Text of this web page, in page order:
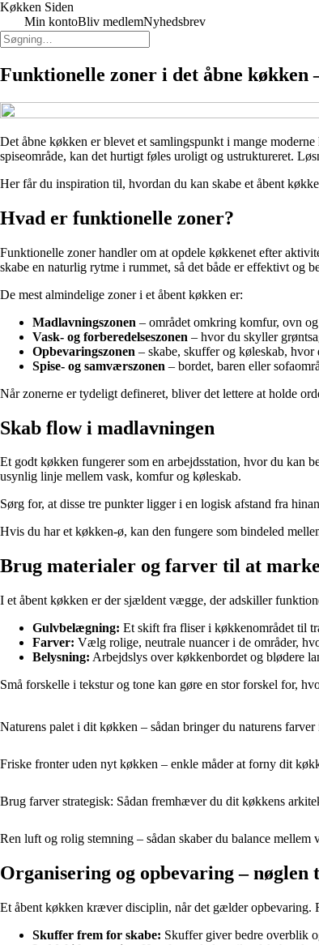
Køkken Siden
Min kontoBliv medlemNyhedsbrev
Funktionelle zoner i det åbne køkken
Det åbne køkken er blevet et samlingspunkt i mange
spiseområde, kan det hurtigt føles uroligt og ustruktureret.
Her får du inspiration til, hvordan du kan skabe et åbent
Hvad er funktionelle zoner?
Funktionelle zoner handler om at opdele køkkenet efter
skabe en naturlig rytme i rummet, så det både er effektivt og
De mest almindelige zoner i et åbent køkken er:
Madlavningszonen – området omkring komfur, ovn
Vask- og forberedelseszonen – hvor du skyller
Opbevaringszonen – skabe, skuffer og køleskab,
Spise- og samværszonen – bordet, baren eller
Når zonerne er tydeligt defineret, bliver det lettere at holde
Skab flow i madlavningen
Et godt køkken fungerer som en arbejdsstation, hvor du kan
usynlig linje mellem vask, komfur og køleskab.
Sørg for, at disse tre punkter ligger i en logisk afstand fra
Hvis du har et køkken-ø, kan den fungere som bindeled
Brug materialer og farver til at
I et åbent køkken er der sjældent vægge, der adskiller
Gulvbelægning: Et skift fra fliser i køkkenområdet til
Farver: Vælg rolige, neutrale nuancer i de områder,
Belysning: Arbejdslys over køkkenbordet og blødere
Små forskelle i tekstur og tone kan gøre en stor forskel for,
Naturens palet i dit køkken – sådan bringer du naturens
Friske fronter uden nyt køkken – enkle måder at forny dit
Brug farver strategisk: Sådan fremhæver du dit køkkens
Ren luft og rolig stemning – sådan skaber du balance
Organisering og opbevaring – nøglen
Et åbent køkken kræver disciplin, når det gælder opbevaring.
Skuffer frem for skabe: Skuffer giver bedre overblik